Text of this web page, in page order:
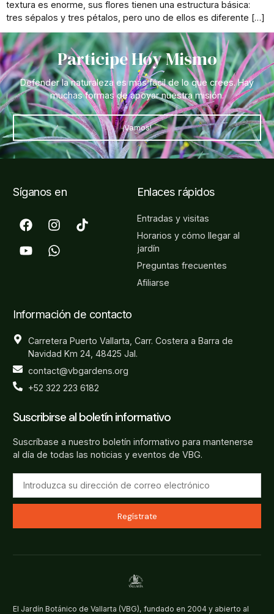
textura es enorme, sus flores tienen una estructura básica:
tres sépalos y tres pétalos, pero uno de ellos es diferente […]
Participe Hoy Mismo
Defender la naturaleza es más fácil de lo que crees. Hay
muchas formas de apoyar nuestra misión.
¡Vamos!
Síganos en Enlaces rápidos
Entradas y visitas
Horarios y cómo llegar al
jardín
Preguntas frecuentes
Afiliarse
Información de contacto
Carretera Puerto Vallarta, Carr. Costera a Barra de
Navidad Km 24, 48425 Jal.
contact@vbgardens.org
+52 322 223 6182
Suscribirse al boletín informativo
Suscríbase a nuestro boletín informativo para mantenerse
al día de todas las noticias y eventos de VBG.
Regístrate
El Jardín Botánico de Vallarta (VBG), fundado en 2004 y abierto al